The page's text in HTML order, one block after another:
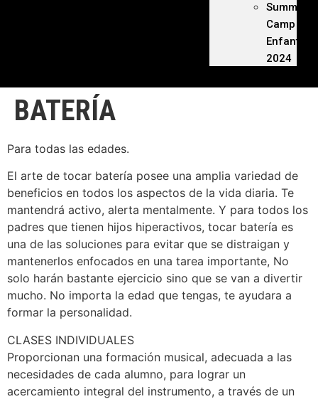
Summer
Camp
Enfants
2024
BATERÍA
Para todas las edades.
El arte de tocar batería posee una amplia variedad de
beneficios en todos los aspectos de la vida diaria. Te
mantendrá activo, alerta mentalmente. Y para todos los
padres que tienen hijos hiperactivos, tocar batería es
una de las soluciones para evitar que se distraigan y
mantenerlos enfocados en una tarea importante, No
solo harán bastante ejercicio sino que se van a divertir
mucho. No importa la edad que tengas, te ayudara a
formar la personalidad.
CLASES INDIVIDUALES
Proporcionan una formación musical, adecuada a las
necesidades de cada alumno, para lograr un
acercamiento integral del instrumento, a través de un